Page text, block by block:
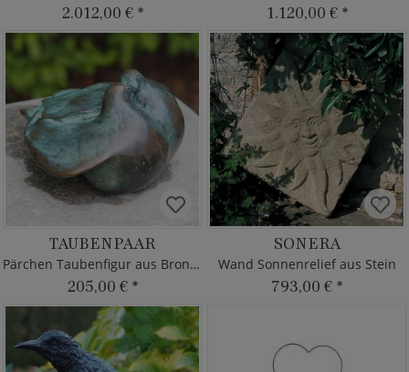
2.012,00 € * 1.120,00 € *
TAUBENPAAR
Pärchen Taubenfigur aus Bronze
205,00 € *
SONERA
Wand Sonnenrelief aus Stein
793,00 € *